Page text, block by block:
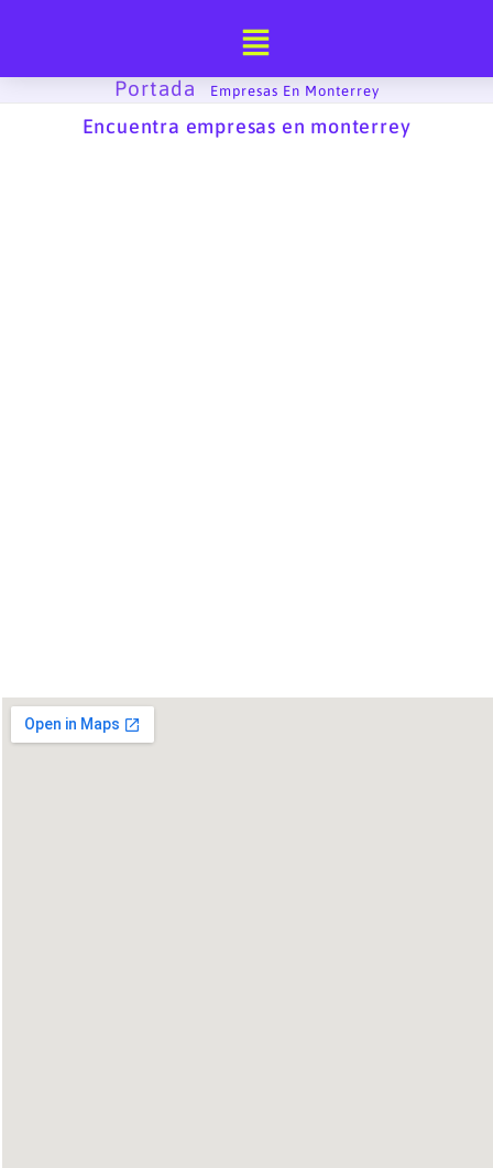
Portada
Empresas En Monterrey
Encuentra empresas en monterrey